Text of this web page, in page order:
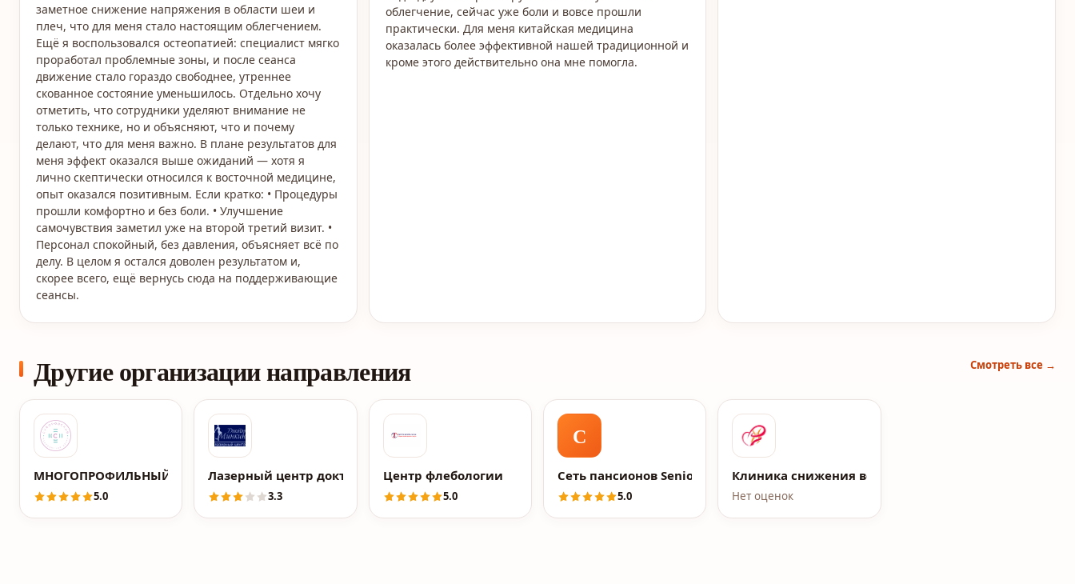
заметное снижение напряжения в области шеи и
плеч, что для меня стало настоящим облегчением.
Ещё я воспользовался остеопатией: специалист мягко
проработал проблемные зоны, и после сеанса
движение стало гораздо свободнее, утреннее
скованное состояние уменьшилось. Отдельно хочу
отметить, что сотрудники уделяют внимание не
только технике, но и объясняют, что и почему
делают, что для меня важно. В плане результатов для
меня эффект оказался выше ожиданий — хотя я
лично скептически относился к восточной медицине,
опыт оказался позитивным. Если кратко: • Процедуры
прошли комфортно и без боли. • Улучшение
самочувствия заметил уже на второй третий визит. •
Персонал спокойный, без давления, объясняет всё по
делу. В целом я остался доволен результатом и,
скорее всего, ещё вернусь сюда на поддерживающие
сеансы.
облегчение, сейчас уже боли и вовсе прошли
практически. Для меня китайская медицина
оказалась более эффективной нашей традиционной и
кроме этого действительно она мне помогла.
Другие организации направления Смотреть все →
МНОГОПРОФИЛЬНЫЙ МЕДИЦИНСКИЙ ЦЕНТР "СУВОРОВСКИЙ"
5.0
Лазерный центр доктора Минкина
3.3
Центр флебологии
5.0
С
Сеть пансионов Senior Group
5.0
Клиника снижения веса Елены Малышевой
Нет оценок